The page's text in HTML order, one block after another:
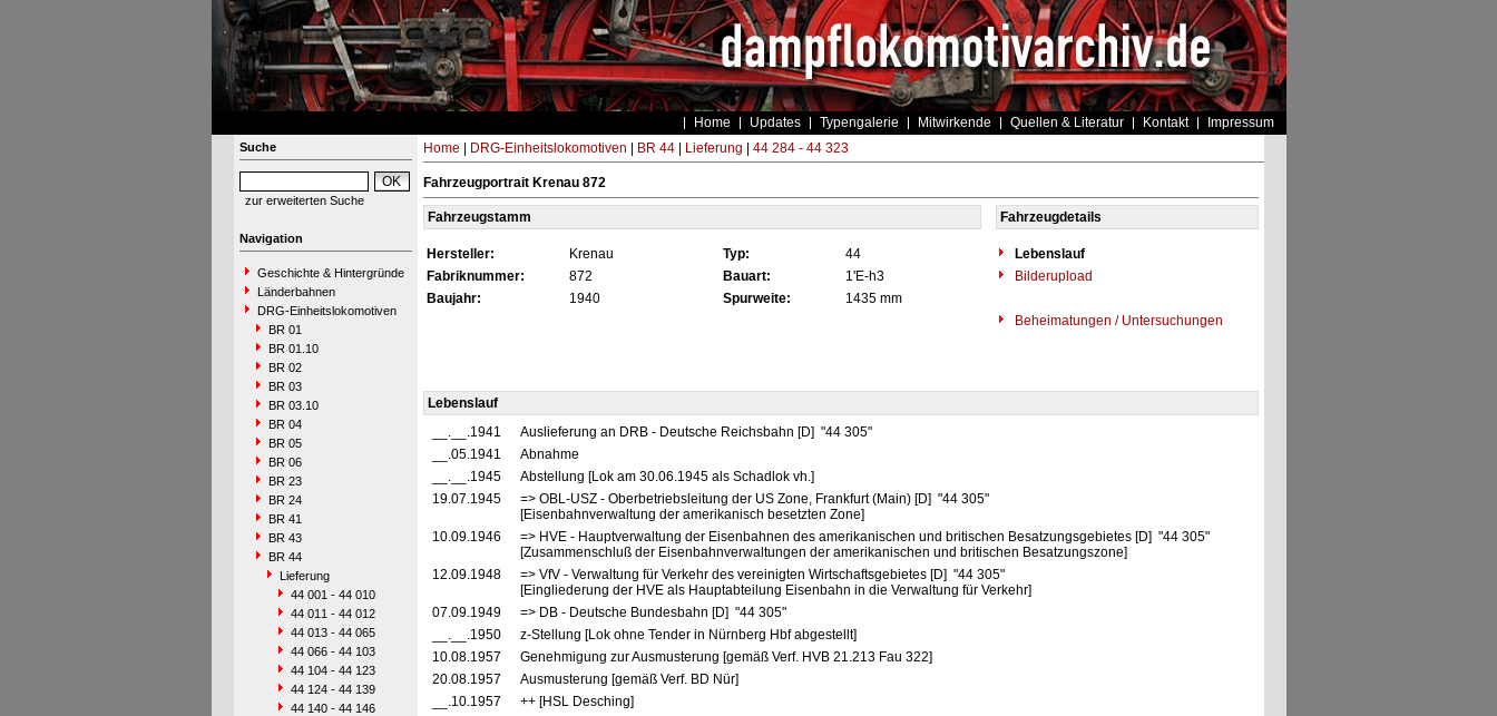
Home Updates Typengalerie Mitwirkende Quellen & Literatur Kontakt Impressum
Suche
zur erweiterten Suche
Navigation
Geschichte & Hintergründe
Länderbahnen
DRG-Einheitslokomotiven
BR 01
BR 01.10
BR 02
BR 03
BR 03.10
BR 04
BR 05
BR 06
BR 23
BR 24
BR 41
BR 43
BR 44
Lieferung
44 001 - 44 010
44 011 - 44 012
44 013 - 44 065
44 066 - 44 103
44 104 - 44 123
44 124 - 44 139
44 140 - 44 146
Home DRG-Einheitslokomotiven BR 44| Lieferung 44 284 - 44 323
Fahrzeugportrait Krenau 872
Fahrzeugstamm Fahrzeugdetails
Hersteller: Krenau Typ: 44
Lebenslauf
Fabriknummer:
872 Bauart: 1'E-h3
Bilderupload
Baujahr:
1940 Spurweite:
1435 mm
Beheimatungen / Untersuchungen
Lebenslauf
__.__.1941
Auslieferung an DRB - Deutsche Reichsbahn [D] "44 305"
__.05.1941
Abnahme
__.__.1945
Abstellung [Lok am 30.06.1945 als Schadlok vh.]
19.07.1945
=> OBL-USZ - Oberbetriebsleitung der US Zone, Frankfurt (Main) [D] "44 305"
[Eisenbahnverwaltung der amerikanisch besetzten Zone]
10.09.1946
=> HVE - Hauptverwaltung der Eisenbahnen des amerikanischen und britischen Besatzungsgebietes [D] "44 305"
[Zusammenschluß der Eisenbahnverwaltungen der amerikanischen und britischen Besatzungszone]
12.09.1948
=> VfV - Verwaltung für Verkehr des vereinigten Wirtschaftsgebietes [D] "44 305"
[Eingliederung der HVE als Hauptabteilung Eisenbahn in die Verwaltung für Verkehr]
07.09.1949
=> DB - Deutsche Bundesbahn [D] "44 305"
__.__.1950
z-Stellung [Lok ohne Tender in Nürnberg Hbf abgestellt]
10.08.1957
Genehmigung zur Ausmusterung [gemäß Verf. HVB 21.213 Fau 322]
20.08.1957
Ausmusterung [gemäß Verf. BD Nür]
__.10.1957
++ [HSL Desching]